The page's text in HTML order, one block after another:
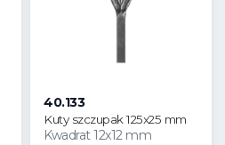
40.133
Kuty szczupak 125x25 mm
Kwadrat 12x12 mm